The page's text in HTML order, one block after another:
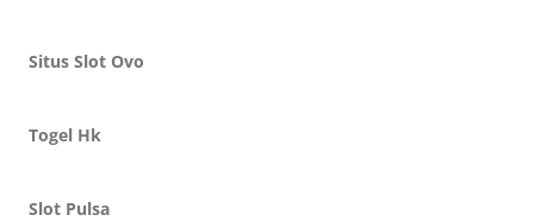
Situs Slot Ovo
Togel Hk
Slot Pulsa